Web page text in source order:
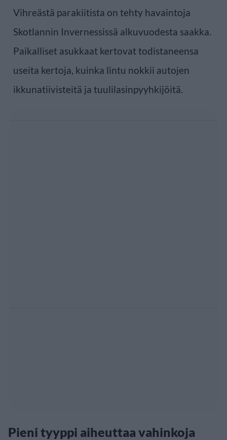
Vihreästä parakiitista on tehty havaintoja
Skotlannin Invernessissä alkuvuodesta saakka.
Paikalliset asukkaat kertovat todistaneensa
useita kertoja, kuinka lintu nokkii autojen
ikkunatiivisteitä ja tuulilasinpyyhkijöitä.
Pieni tyyppi aiheuttaa vahinkoja